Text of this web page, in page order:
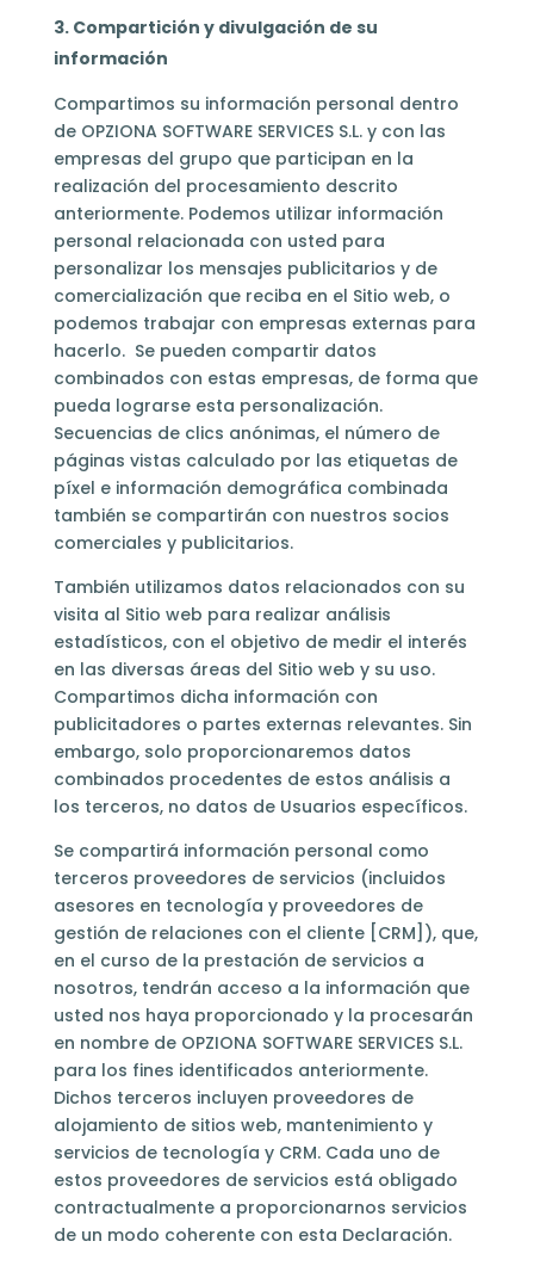
3. Compartición y divulgación de su
información
Compartimos su información personal dentro
de OPZIONA SOFTWARE SERVICES S.L. y con las
empresas del grupo que participan en la
realización del procesamiento descrito
anteriormente. Podemos utilizar información
personal relacionada con usted para
personalizar los mensajes publicitarios y de
comercialización que reciba en el Sitio web, o
podemos trabajar con empresas externas para
hacerlo. Se pueden compartir datos
combinados con estas empresas, de forma que
pueda lograrse esta personalización.
Secuencias de clics anónimas, el número de
páginas vistas calculado por las etiquetas de
píxel e información demográfica combinada
también se compartirán con nuestros socios
comerciales y publicitarios.
También utilizamos datos relacionados con su
visita al Sitio web para realizar análisis
estadísticos, con el objetivo de medir el interés
en las diversas áreas del Sitio web y su uso.
Compartimos dicha información con
publicitadores o partes externas relevantes. Sin
embargo, solo proporcionaremos datos
combinados procedentes de estos análisis a
los terceros, no datos de Usuarios específicos.
Se compartirá información personal como
terceros proveedores de servicios (incluidos
asesores en tecnología y proveedores de
gestión de relaciones con el cliente [CRM]), que,
en el curso de la prestación de servicios a
nosotros, tendrán acceso a la información que
usted nos haya proporcionado y la procesarán
en nombre de OPZIONA SOFTWARE SERVICES S.L.
para los fines identificados anteriormente.
Dichos terceros incluyen proveedores de
alojamiento de sitios web, mantenimiento y
servicios de tecnología y CRM. Cada uno de
estos proveedores de servicios está obligado
contractualmente a proporcionarnos servicios
de un modo coherente con esta Declaración.